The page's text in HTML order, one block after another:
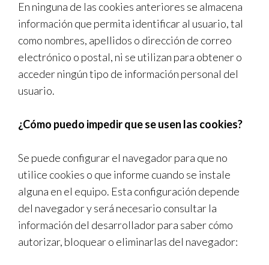
En ninguna de las cookies anteriores se almacena
información que permita identificar al usuario, tal
como nombres, apellidos o dirección de correo
electrónico o postal, ni se utilizan para obtener o
acceder ningún tipo de información personal del
usuario.
¿Cómo puedo impedir que se usen las cookies?
Se puede configurar el navegador para que no
utilice cookies o que informe cuando se instale
alguna en el equipo. Esta configuración depende
del navegador y será necesario consultar la
información del desarrollador para saber cómo
autorizar, bloquear o eliminarlas del navegador: